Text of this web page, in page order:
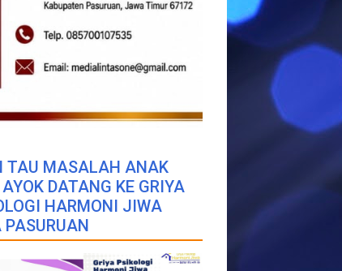
TAU MASALAH ANAK
DATANG KE GRIYA
HARMONI JIWA
PASURUAN